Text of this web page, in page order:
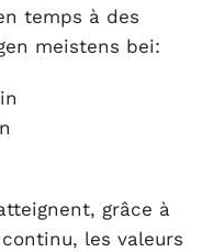
temps à des
meistens bei:
grâce à
les valeurs